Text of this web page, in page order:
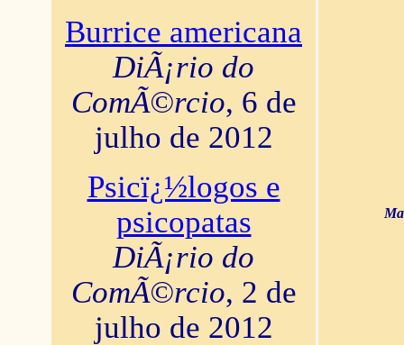
Burrice americana
DiÃ¡rio do
ComÃ©rcio, 6 de
julho de 2012
Psicï¿½logos e
psicopatas
DiÃ¡rio do
ComÃ©rcio, 2 de
julho de 2012